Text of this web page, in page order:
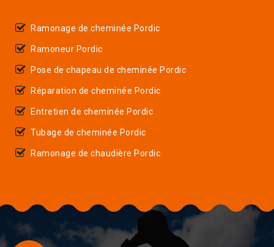
Ramonage de cheminée Pordic
Ramoneur Pordic
Pose de chapeau de cheminée Pordic
Réparation de cheminée Pordic
Entretien de cheminée Pordic
Tubage de cheminée Pordic
Ramonage de chaudière Pordic